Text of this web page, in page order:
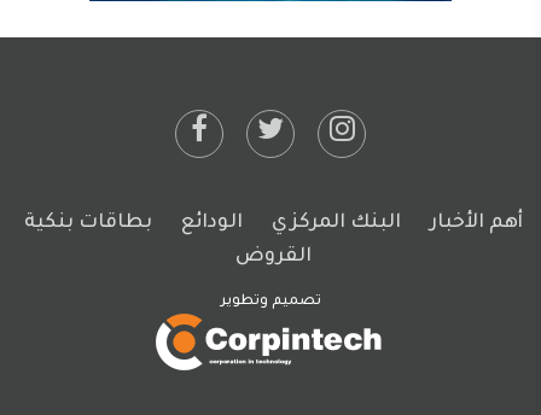
أهم الأخبار البنك المركزي الودائع
بطاقات بنكية
القروض
تصميم وتطوير